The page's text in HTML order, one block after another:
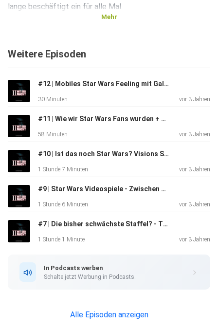
lange beschäftigt ein für alle Mal.
Mehr
Weitere Episoden
#12 | Mobiles Star Wars Feeling mit Galaxy of Heroes? Unsere Erfahrungen und Tipps
30 Minuten vor 3 Jahren
#11 | Wie wir Star Wars Fans wurden + Outpost One Erfahrungsbericht
58 Minuten vor 3 Jahren
#10 | Ist das noch Star Wars? Visions Staffel 2 Review
1 Stunde 7 Minuten vor 3 Jahren
#9 | Star Wars Videospiele - Zwischen Nostalgie und Hoffnung
1 Stunde 6 Minuten vor 3 Jahren
#7 | Die bisher schwächste Staffel? - The Mandalorian Staffel 3 Review
1 Stunde 1 Minute vor 3 Jahren
In Podcasts werben
Schalte jetzt Werbung in Podcasts.
Alle Episoden anzeigen